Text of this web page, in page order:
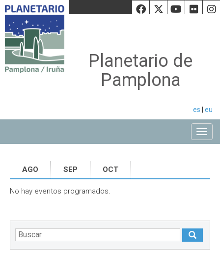
Facebook
Twiiter
Planetario de
Pamplona
es eu
AGO SEP OCT
No hay eventos programados.